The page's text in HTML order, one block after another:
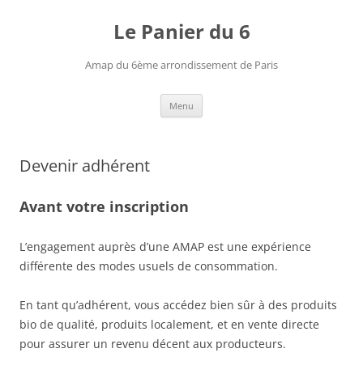
Le Panier du 6
Amap du 6ème arrondissement de Paris
Menu
Devenir adhérent
Avant votre inscription
L’engagement auprès d’une AMAP est une expérience
différente des modes usuels de consommation.
En tant qu’adhérent, vous accédez bien sûr à des produits
bio de qualité, produits localement, et en vente directe
pour assurer un revenu décent aux producteurs.